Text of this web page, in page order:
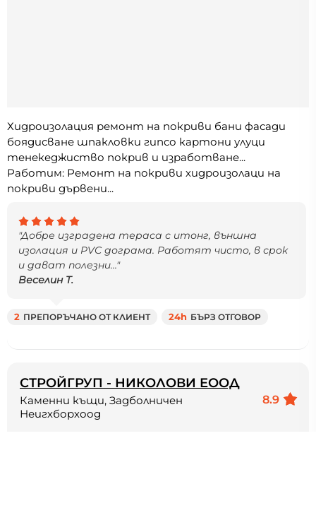
Хидроизолация ремонт на покриви бани фасади
боядисване шпакловки гипсо картони улуци
тенекеджиство покрив и изработване...
Работим: Ремонт на покриви хидроизолаци на
покриви дървени...
"Добре изградена тераса с итонг, външна
изолация и PVC дограма. Работят чисто, в срок
и дават полезни..."
Веселин Т.
2 ПРЕПОРЪЧАНО ОТ КЛИЕНТ 24h БЪРЗ ОТГОВОР
СТРОЙГРУП - НИКОЛОВИ ЕООД
8.9
Каменни къщи, Задболничен
Неигхборхоод